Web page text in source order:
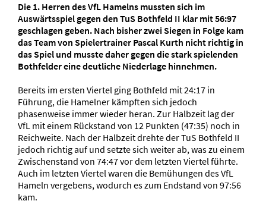
Die 1. Herren des VfL Hamelns mussten sich im
Auswärtsspiel gegen den TuS Bothfeld II klar mit 56:97
geschlagen geben. Nach bisher zwei Siegen in Folge kam
das Team von Spielertrainer Pascal Kurth nicht richtig in
das Spiel und musste daher gegen die stark spielenden
Bothfelder eine deutliche Niederlage hinnehmen.
Bereits im ersten Viertel ging Bothfeld mit 24:17 in
Führung, die Hamelner kämpften sich jedoch
phasenweise immer wieder heran. Zur Halbzeit lag der
VfL mit einem Rückstand von 12 Punkten (47:35) noch in
Reichweite. Nach der Halbzeit drehte der TuS Bothfeld II
jedoch richtig auf und setzte sich weiter ab, was zu einem
Zwischenstand von 74:47 vor dem letzten Viertel führte.
Auch im letzten Viertel waren die Bemühungen des VfL
Hameln vergebens, wodurch es zum Endstand von 97:56
kam.